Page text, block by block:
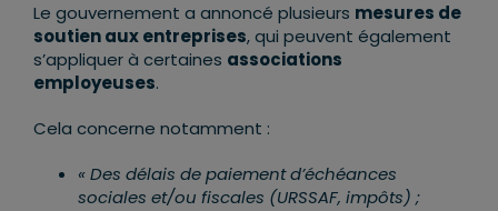
Le gouvernement a annoncé plusieurs mesures de
soutien aux entreprises, qui peuvent également
s’appliquer à certaines associations
employeuses.
Cela concerne notamment :
« Des délais de paiement d’échéances
sociales et/ou fiscales (URSSAF, impôts) ;